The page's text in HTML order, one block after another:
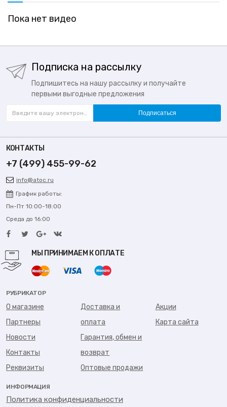
Пока нет видео
Подписка на рассылку
Подпишитесь на нашу рассылку и получайте
первыми выгодные предложения
Подписаться
КОНТАКТЫ
+7 (499) 455-99-62
info@atoc.ru
График работы:
Пн-Пт 10:00-18:00
Среда до 16:00
МЫ ПРИНИМАЕМ К ОПЛАТЕ
РУБРИКАТОР
О магазине
Партнеры
Новости
Контакты
Реквизиты
Доставка и
оплата
Гарантия, обмен и
возврат
Оптовые продажи
Акции
Карта сайта
ИНФОРМАЦИЯ
Политика конфиденциальности